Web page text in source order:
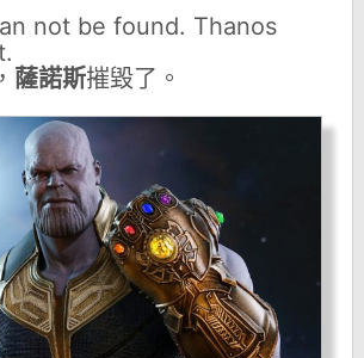
not be found. Thanos
薩諾斯摧毀了。